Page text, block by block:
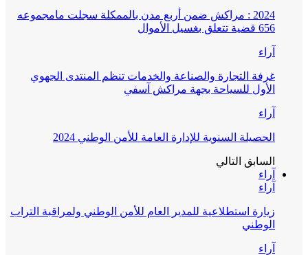
2024 : مراكش ضمن أربع مدن بالممكلة سجلت مامجموعه
656 قضية تتعلق بغسيل الأموال
آراء
غرفة التجارة والصناعة والخدمات تنظم المنتدى الجهوي
الأول للسياحة بجهة مراكش آسفي
آراء
الحصيلة السنوية للإدارة العامة للأمن الوطني 2024
السابق التالي
آراء
آراء
زيارة استطلاعية للمدير العام للأمن الوطني ولمراقبة التراب
الوطني
آراء